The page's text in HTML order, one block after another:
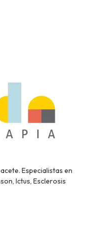
Especialistas en
Ictus, Esclerosis